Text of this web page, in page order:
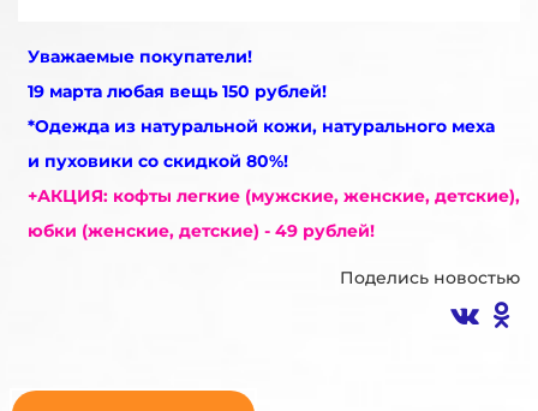
Уважаемые покупатели!
19 марта любая вещь 150 рублей!
*Одежда из натуральной кожи, натурального меха
и пуховики со скидкой 80%!
+АКЦИЯ: кофты легкие (мужские, женские, детские),
юбки (женские, детские) - 49 рублей!
Поделись новостью